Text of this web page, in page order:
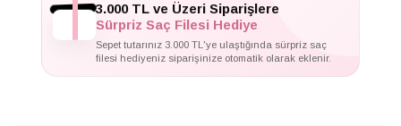
3.000 TL ve Üzeri Siparişlere
Sürpriz Saç Filesi Hediye
Sepet tutarınız 3.000 TL'ye ulaştığında sürpriz saç
filesi hediyeniz siparişinize otomatik olarak eklenir.